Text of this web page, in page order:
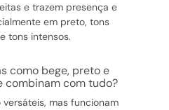
e trazem presença e
em preto, tons
tons intensos.
combinam com tudo?
mas funcionam